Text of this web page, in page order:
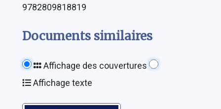
9782809818819
Documents similaires
Affichage des couvertures
Affichage texte